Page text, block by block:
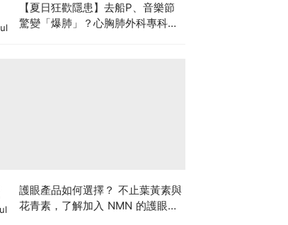
【夏日狂歡隱患】去船P、音樂節
驚變「爆肺」？心胸肺外科專科醫
護眼產品如何選擇？ 不止葉黃素與
花青素，了解加入 NMN 的護眼方